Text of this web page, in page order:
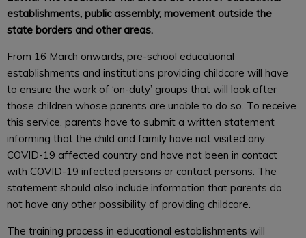
establishments, public assembly, movement outside the
state borders and other areas.
From 16 March onwards, pre-school educational
establishments and institutions providing childcare will have
to ensure the work of ‘on-duty’ groups that will look after
those children whose parents are unable to do so. To receive
this service, parents have to submit a written statement
informing that the child and family have not visited any
COVID-19 affected country and have not been in contact
with COVID-19 infected persons or contact persons. The
statement should also include information that parents do
not have any other possibility of providing childcare.
The training process in educational establishments will